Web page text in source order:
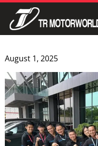
August 1, 2025